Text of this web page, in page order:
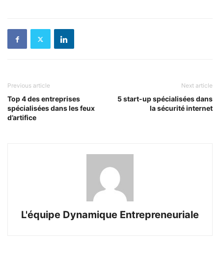
Previous article
Top 4 des entreprises
spécialisées dans les feux
d’artifice
Next article
5 start-up spécialisées dans
la sécurité internet
L'équipe Dynamique Entrepreneuriale